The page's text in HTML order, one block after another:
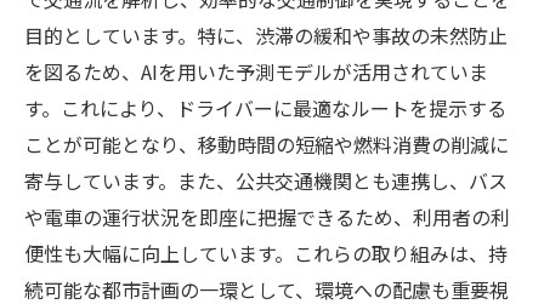
目的としています。特に、渋滞の緩和や事故の未然防止
を図るため、AIを用いた予測モデルが活用されていま
す。これにより、ドライバーに最適なルートを提示する
ことが可能となり、移動時間の短縮や燃料消費の削減に
寄与しています。また、公共交通機関とも連携し、バス
や電車の運行状況を即座に把握できるため、利用者の利
便性も大幅に向上しています。これらの取り組みは、持
続可能な都市計画の一環として、環境への配慮も重要視